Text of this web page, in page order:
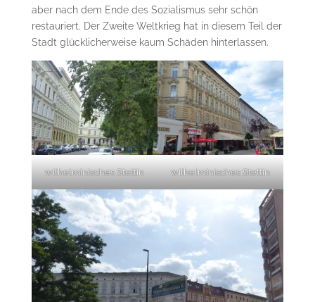
aber nach dem Ende des Sozialismus sehr schön
restauriert. Der Zweite Weltkrieg hat in diesem Teil der
Stadt glücklicherweise kaum Schäden hinterlassen.
wilhelminisches Stettin wilhelminisches Stettin